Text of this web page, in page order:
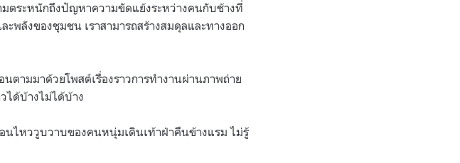
มตระหนักถึงปัญหาความขัดแย้งระหว่างคนกับช้างที่
พลังของชุมชน เราสามารถสร้างสมดุลและทางออก
ตามมาด้วยโพสต์เรื่องราวการทำงานผ่านภาพถ่าย
ได้บ้างไม่ได้บ้าง
นไหววูบวาบของคนหนุ่มเดินเท้าฝ่าคืนข้างแรม ไม่รู้